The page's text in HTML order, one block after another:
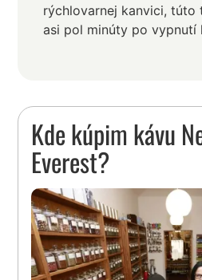
rýchlovarnej kanvici, túto
asi pol minúty po vypnutí
Kde kúpim kávu
Everest?